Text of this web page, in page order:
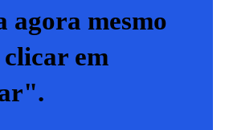
agora mesmo
em